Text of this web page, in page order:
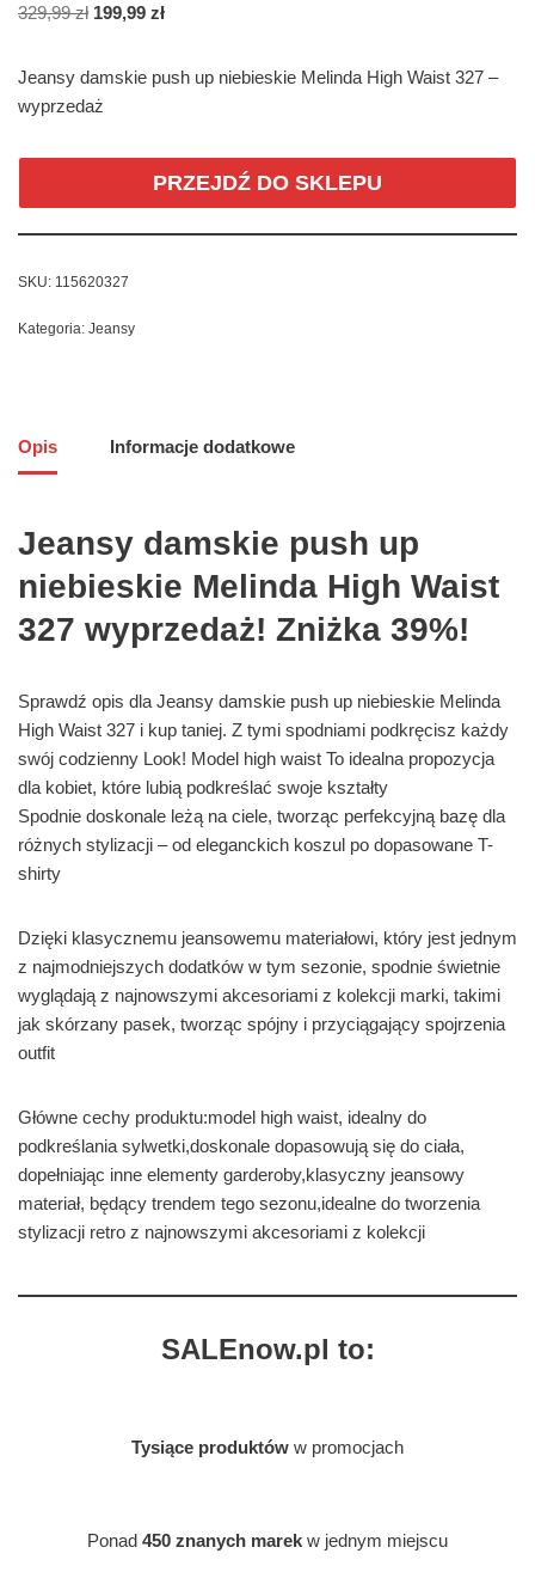
329,99zł 199,99 zł
Jeansy damskie push up niebieskie Melinda High Waist 327 –
wyprzedaż
PRZEJDŹ DO SKLEPU
SKU: 115620327
Kategoria: Jeansy
Opis Informacje dodatkowe
Jeansy damskie push up
niebieskie Melinda High Waist
327 wyprzedaż! Zniżka 39%!
Sprawdź opis dla Jeansy damskie push up niebieskie Melinda
High Waist 327 i kup taniej. Z tymi spodniami podkręcisz każdy
swój codzienny Look! Model high waist To idealna propozycja
dla kobiet, które lubią podkreślać swoje kształty
Spodnie doskonale leżą na ciele, tworząc perfekcyjną bazę dla
różnych stylizacji – od eleganckich koszul po dopasowane T-
shirty
Dzięki klasycznemu jeansowemu materiałowi, który jest jednym
z najmodniejszych dodatków w tym sezonie, spodnie świetnie
wyglądają z najnowszymi akcesoriami z kolekcji marki, takimi
jak skórzany pasek, tworząc spójny i przyciągający spojrzenia
outfit
Główne cechy produktu:model high waist, idealny do
podkreślania sylwetki,doskonale dopasowują się do ciała,
dopełniając inne elementy garderoby,klasyczny jeansowy
materiał, będący trendem tego sezonu,idealne do tworzenia
stylizacji retro z najnowszymi akcesoriami z kolekcji
SALEnow.pl to:
Tysiące produktów w promocjach
Ponad 450 znanych marek w jednym miejscu